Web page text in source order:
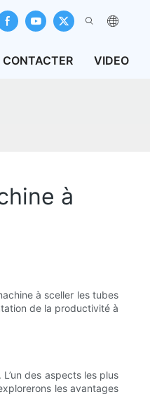
CONTACTER VIDEO
à
à sceller les tubes
de la productivité à
des aspects les plus
les avantages